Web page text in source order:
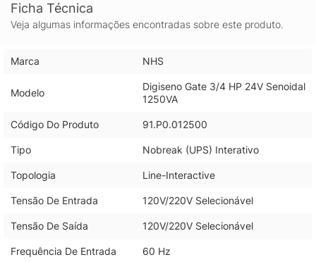
Ficha Técnica
Veja algumas informações encontradas sobre este produto.
Marca NHS
Modelo
Digiseno Gate 3/4 HP 24V Senoidal
1250VA
Código Do Produto 91.P0.012500
Tipo Nobreak (UPS) Interativo
Topologia Line-Interactive
Tensão De Entrada 120V/220V Selecionável
Tensão De Saída 120V/220V Selecionável
Frequência De Entrada 60 Hz